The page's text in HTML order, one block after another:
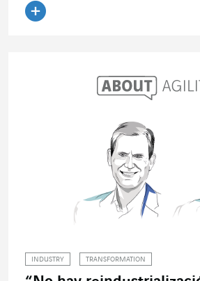
INDUSTRY TRANSFORMATION